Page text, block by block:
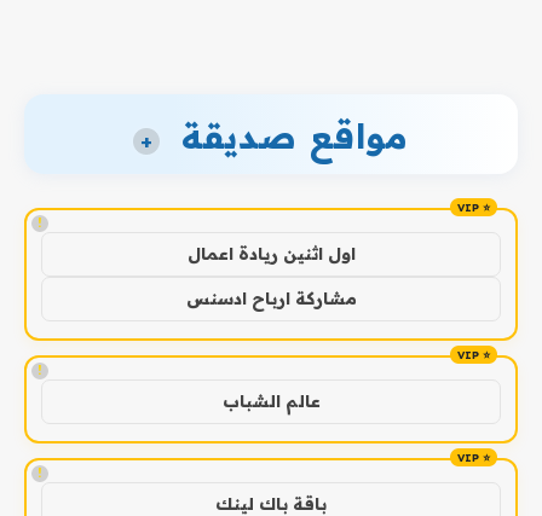
مواقع صديقة +
!
اول اثنين ريادة اعمال
مشاركة ارباح ادسنس
!
عالم الشباب
!
باقة باك لينك